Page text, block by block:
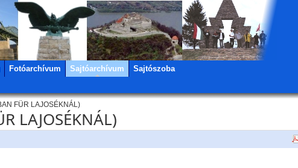
Fotóarchívum Sajtóarchívum
Sajtószoba
FÜR LAJOSÉKNÁL)
LAJOSÉKNÁL)